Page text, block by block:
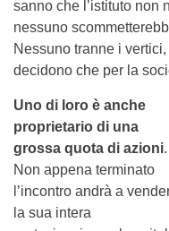
sanno che l’istituto non
nessuno
Nessuno tranne i
decidono che per la
Uno di loro è anche
proprietario di una
grossa quota di azioni.
Non appena terminato
l’incontro andrà a
la sua intera